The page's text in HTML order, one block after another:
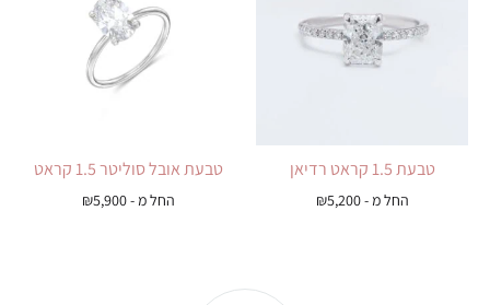
טבעת 1.5 קראט רדיאן
החל מ - ₪5,200
טבעת אובל סוליטר 1.5 קראט
החל מ - ₪5,900